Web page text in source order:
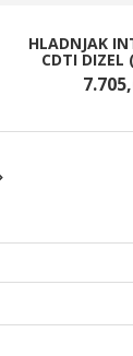
HLADNJAK
CDTI DIZEL
7.705,